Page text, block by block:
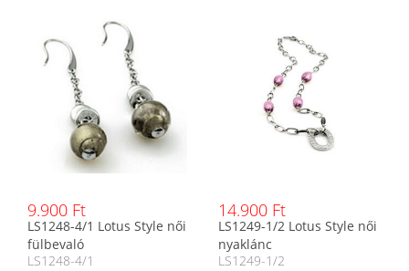
9.900 Ft
LS1248-4/1 Lotus Style női
fülbevaló
LS1248-4/1
14.900 Ft
LS1249-1/2 Lotus Style női
nyaklánc
LS1249-1/2